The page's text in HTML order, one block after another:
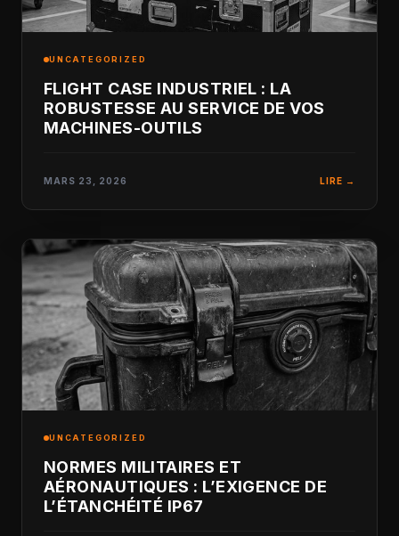
UNCATEGORIZED
FLIGHT CASE INDUSTRIEL : LA
ROBUSTESSE AU SERVICE DE VOS
MACHINES-OUTILS
MARS 23, 2026 LIRE →
UNCATEGORIZED
NORMES MILITAIRES ET
AÉRONAUTIQUES : L’EXIGENCE DE
L’ÉTANCHÉITÉ IP67